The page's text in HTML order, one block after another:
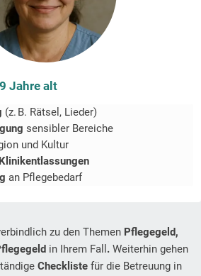
Jahre alt
(z. B. Rätsel, Lieder)
sensibler Bereiche
und Kultur
Klinikentlassungen
an Pflegebedarf
zu den Themen Pflegegeld,
in Ihrem Fall . Weiterhin gehen
Checkliste für die Betreuung in